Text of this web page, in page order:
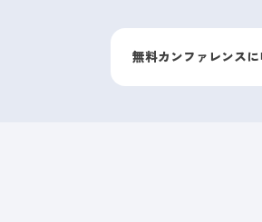
無料カンファレンス